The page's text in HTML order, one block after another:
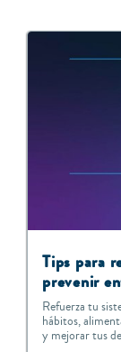
Tips para
prevenir
Refuerza tu
hábitos,
y mejorar tus